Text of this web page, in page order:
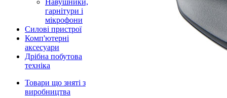
Навушники,
гарнітури і
мікрофони
Силові пристрої
Комп'ютерні
аксесуари
Дрібна побутова
техніка
Товари що зняті з
виробництва